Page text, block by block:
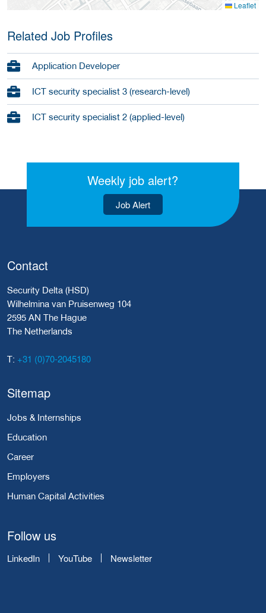
Leaflet
Related Job Profiles
Application Developer
ICT security specialist 3 (research-level)
ICT security specialist 2 (applied-level)
Weekly job alert?
Job Alert
Contact
Security Delta (HSD)
Wilhelmina van Pruisenweg 104
2595 AN The Hague
The Netherlands
T: +31 (0)70-2045180
Sitemap
Jobs & Internships
Education
Career
Employers
Human Capital Activities
Follow us
LinkedIn YouTube Newsletter